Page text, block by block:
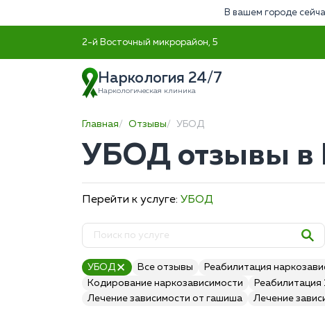
В вашем городе
2-й Восточный микрорайон, 5
Наркология 24/7
Наркологическая клиника
Главная Отзывы УБОД
УБОД отзывы в
Перейти к услуге: УБОД
УБОД Все отзывы Реабилитация
Кодирование наркозависимости
Реабилитация
Лечение зависимости от гашиша
Лечение